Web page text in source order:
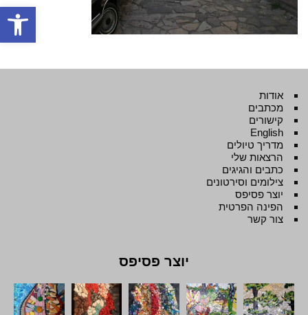
פתח
אודות
מכתבים
קישורים
English
מדריך טיולים
הרצאות שלי
כתבים והגיגים
צילומים וסירטונים
יוצר פסיפס
הפינה הפרטית
צור קשר
יוצר פסיפס